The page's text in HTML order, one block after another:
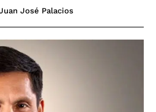
José Palacios